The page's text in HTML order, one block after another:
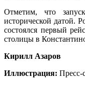
Отметим, что
исторической датой.
состоялся первый
столицы в
Кирилл Азаров
Иллюстрация: